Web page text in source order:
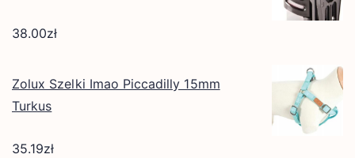
38.00zł
Zolux Szelki Imao Piccadilly 15mm
Turkus
35.19zł